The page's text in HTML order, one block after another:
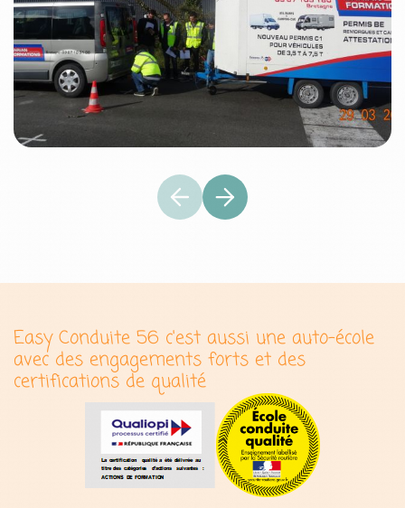
Easy Conduite 56 c'est aussi une auto-école
avec des engagements forts et des
certifications de qualité